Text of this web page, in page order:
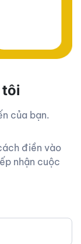
của bạn.
điền vào
nhận cuộc